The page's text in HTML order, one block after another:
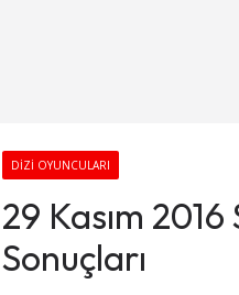
DIZI OYUNCULARI
29 Kasım 2016
Sonuçları